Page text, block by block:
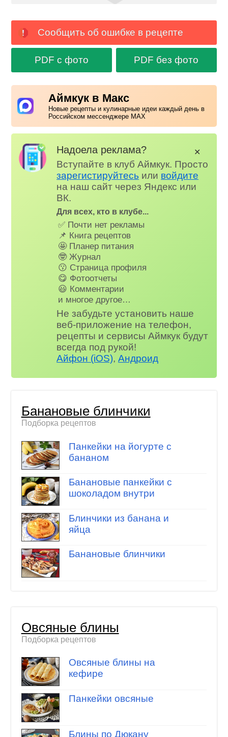
Сообщить об ошибке в рецепте
PDF с фото PDF без фото
Аймкук в Макс
Новые рецепты и кулинарные идеи каждый день в
Российском мессенджере MAX
Надоела реклама?
Вступайте в клуб Аймкук. Просто
зарегистируйтесь или войдите
на наш сайт через Яндекс или
ВК.
Для всех, кто в клубе...
✅ Почти нет рекламы
📌 Книга рецептов
🤩 Планер питания
🤓 Журнал
😗 Страница профиля
😋 Фотоотчеты
😃 Комментарии
и многое другое…
Не забудьте установить наше
веб-приложение на телефон,
рецепты и сервисы Аймкук будут
всегда под рукой!
Айфон (iOS),Андроид
✕
Банановые блинчики
Подборка рецептов
Панкейки на йогурте с
бананом
Банановые панкейки с
шоколадом внутри
Блинчики из банана и
яйца
Банановые блинчики
Овсяные блины
Подборка рецептов
Овсяные блины на
кефире
Панкейки овсяные
Блины по Дюкану